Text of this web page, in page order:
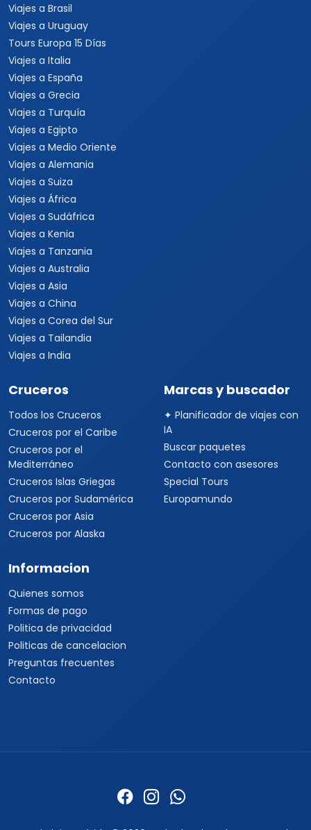
Viajes a Brasil
Viajes a Uruguay
Tours Europa 15 Días
Viajes a Italia
Viajes a España
Viajes a Grecia
Viajes a Turquía
Viajes a Egipto
Viajes a Medio Oriente
Viajes a Alemania
Viajes a Suiza
Viajes a África
Viajes a Sudáfrica
Viajes a Kenia
Viajes a Tanzania
Viajes a Australia
Viajes a Asia
Viajes a China
Viajes a Corea del Sur
Viajes a Tailandia
Viajes a India
Cruceros
Todos los Cruceros
Cruceros por el Caribe
Cruceros por el
Mediterráneo
Cruceros Islas Griegas
Cruceros por Sudamérica
Cruceros por Asia
Cruceros por Alaska
Marcas y buscador
✦ Planificador de viajes con
IA
Buscar paquetes
Contacto con asesores
Special Tours
Europamundo
Informacion
Quienes somos
Formas de pago
Politica de privacidad
Politicas de cancelacion
Preguntas frecuentes
Contacto